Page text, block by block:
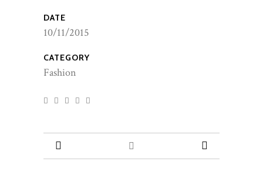
DATE
10/11/2015
CATEGORY
Fashion